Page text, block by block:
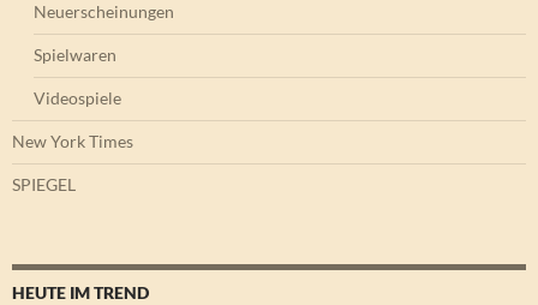
Neuerscheinungen
Spielwaren
Videospiele
New York Times
SPIEGEL
HEUTE IM TREND